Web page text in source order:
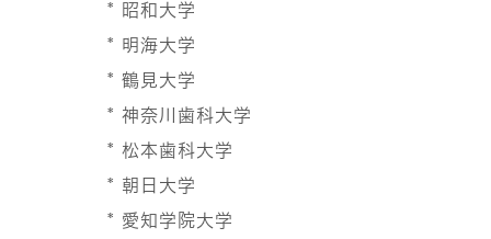
* 昭和大学
* 明海大学
* 鶴見大学
* 神奈川歯科大学
* 松本歯科大学
* 朝日大学
* 愛知学院大学